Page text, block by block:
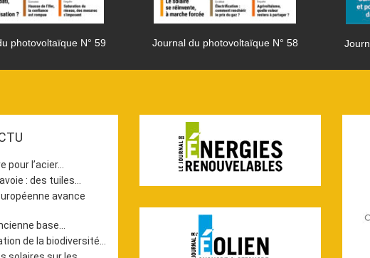
photovoltaïque N° 59 Journal du photovoltaïque N° 58
pour l’acier…
: des tuiles…
avance
base…
de la biodiversité…